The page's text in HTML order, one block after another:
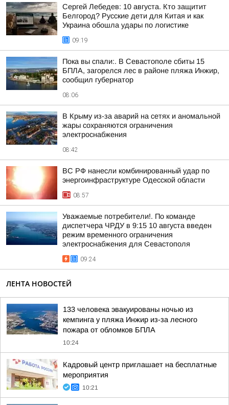
Сергей Лебедев: 10 августа. Кто защитит
Белгород? Русские дети для Китая и как
Украина обошла удары по логистике
09:19
Пока вы спали:. В Севастополе сбиты 15
БПЛА, загорелся лес в районе пляжа Инжир,
сообщил губернатор
08:06
В Крыму из-за аварий на сетях и аномальной
жары сохраняются ограничения
электроснабжения
08:42
ВС РФ нанесли комбинированный удар по
энергоинфраструктуре Одесской области
08:57
Уважаемые потребители!. По команде
диспетчера ЧРДУ в 9:15 10 августа введен
режим временного ограничения
электроснабжения для Севастополя
09:24
ЛЕНТА НОВОСТЕЙ
133 человека эвакуированы ночью из
кемпинга у пляжа Инжир из-за лесного
пожара от обломков БПЛА
10:24
Кадровый центр приглашает на бесплатные
мероприятия
10:21